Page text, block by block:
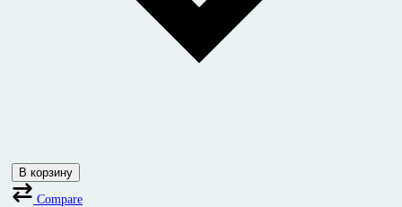
В корзину
Compare